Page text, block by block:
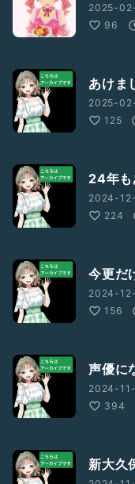
2025-
96
あけま
2025-
125
24年も
2024-
224
今更だ
2024-
156
声優に
2024-
394
新大久